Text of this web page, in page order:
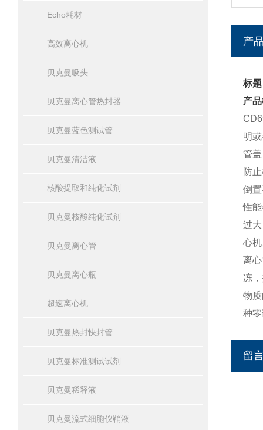
Echo耗材
高效离心机
贝克曼吸头
贝克曼离心管热封器
贝克曼蓝色测试管
贝克曼清洁液
核酸提取和纯化试剂
贝克曼核酸纯化试剂
贝克曼离心管
贝克曼离心瓶
超速离心机
贝克曼热封快封管
贝克曼标准测试试剂
贝克曼稀释液
贝克曼流式细胞仪鞘液
产
标
产
明
管
防
倒
性
过
心
离
冻
物
种
留